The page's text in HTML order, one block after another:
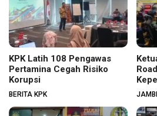
KPK Latih 108 Pengawas
Pertamina Cegah Risiko
Korupsi
BERITA KPK JAMBI